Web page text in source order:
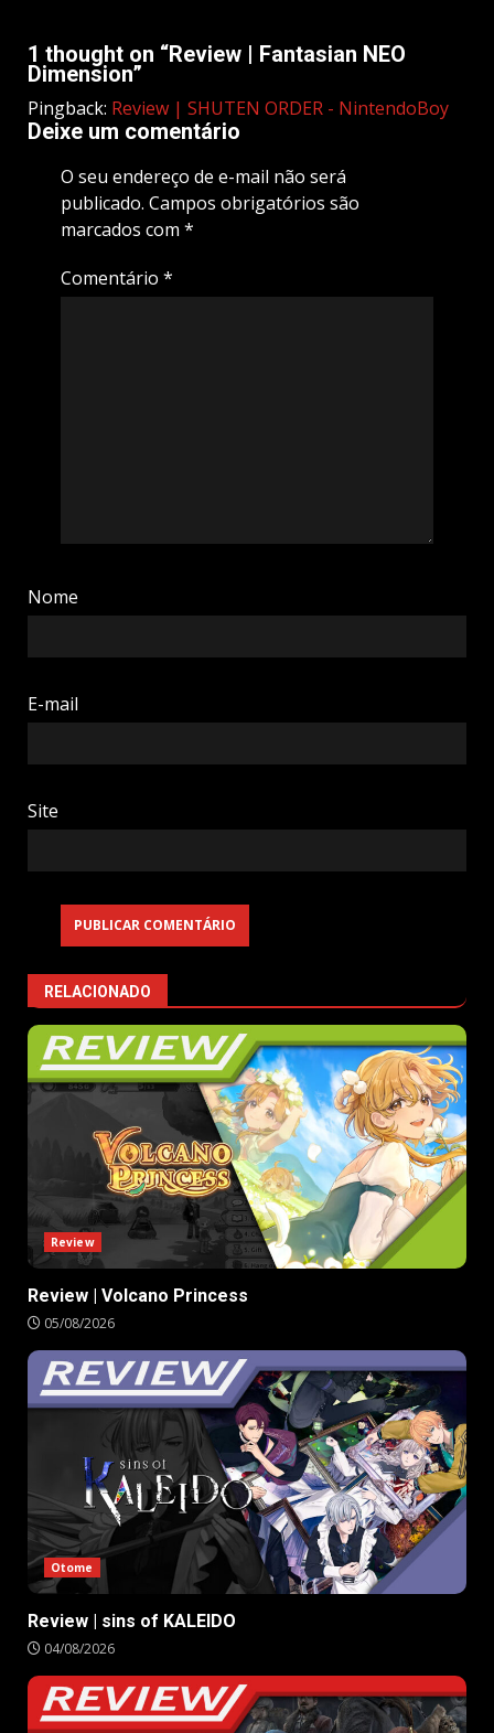
1 thought on “Review | Fantasian NEO
Dimension”
Pingback: Review | SHUTEN ORDER - NintendoBoy
Deixe um comentário
O seu endereço de e-mail não será
publicado. Campos obrigatórios são
marcados com *
Comentário *
Nome
E-mail
Site
RELACIONADO
Review
Review | Volcano Princess
05/08/2026
Otome
Review | sins of KALEIDO
04/08/2026